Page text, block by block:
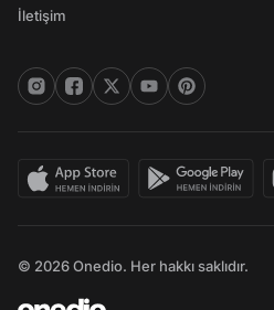
İletişim
© 2026 Onedio. Her hakkı saklıdır.